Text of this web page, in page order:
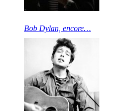
Bob Dylan, encore…